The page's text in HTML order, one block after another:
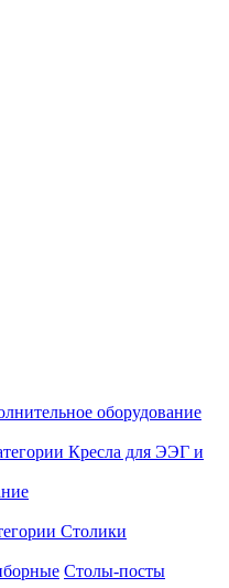
оборудование
Кресла для ЭЭГ и
Столики
Столы-посты